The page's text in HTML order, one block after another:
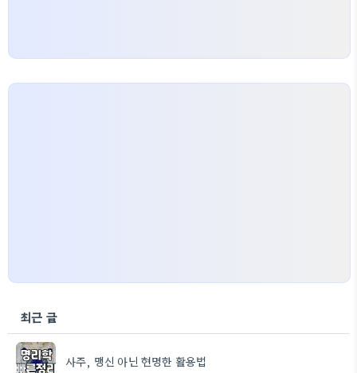
최근 글
사주, 맹신 아닌 현명한 활용법